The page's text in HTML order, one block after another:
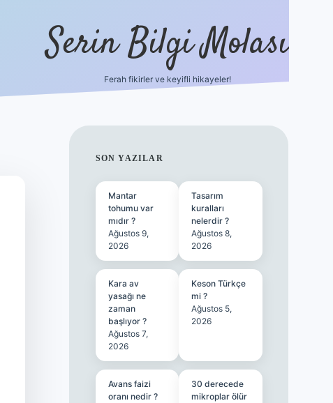
Serin Bilgi Molası
Ferah fikirler ve keyifli hikayeler!
SIDEBAR
SON YAZILAR
Mantar
tohumu var
mıdır ?
Ağustos 9,
2026
Tasarım
kuralları
nelerdir ?
Ağustos 8,
2026
Kara av
yasağı ne
zaman
başlıyor ?
Ağustos 7,
2026
Keson Türkçe
mi ?
Ağustos 5,
2026
Avans faizi
oranı nedir ?
30 derecede
mikroplar ölür
tulipbet sitesi